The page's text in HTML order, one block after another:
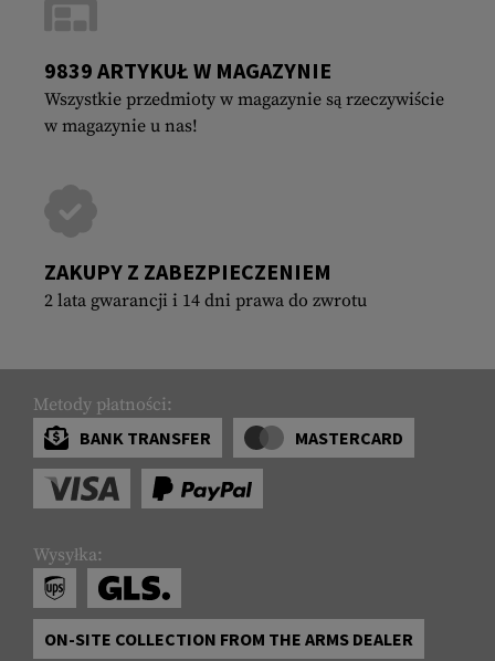
9839 ARTYKUŁ W MAGAZYNIE
Wszystkie przedmioty w magazynie są rzeczywiście
w magazynie u nas!
ZAKUPY Z ZABEZPIECZENIEM
2 lata gwarancji i 14 dni prawa do zwrotu
Metody płatności:
BANK TRANSFER
MASTERCARD
Wysyłka:
ON-SITE COLLECTION FROM THE ARMS DEALER